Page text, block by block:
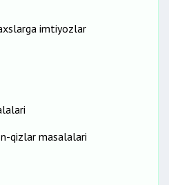
imtiyozlar
qizlar masalalari